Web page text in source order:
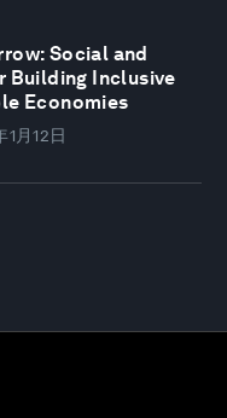
Social and
Building Inclusive
Economies
月12日